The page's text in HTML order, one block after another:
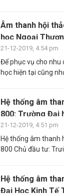
Âm thanh hội
học Ngoại
21-12-2019, 4:54 pm
Để phục vụ cho
học hiện tại cũng
Hệ thống âm
800: Trường Đại
21-12-2019, 4:51 pm
Hệ thống âm thanh
800 Chủ đầu tư:
Hệ thống âm
Đại Học Kinh Tế